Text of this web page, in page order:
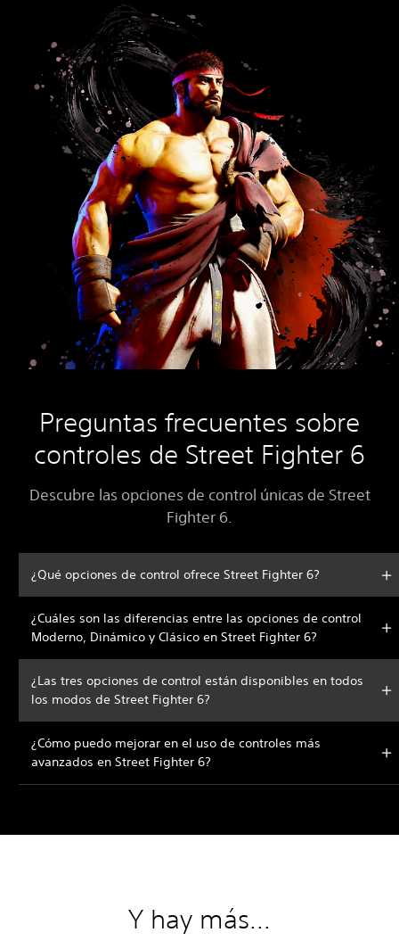
Preguntas frecuentes sobre
controles de Street Fighter 6
Descubre las opciones de control únicas de Street
Fighter 6.
¿Qué opciones de control ofrece Street Fighter 6?
¿Cuáles son las diferencias entre las opciones de control
Moderno, Dinámico y Clásico en Street Fighter 6?
¿Las tres opciones de control están disponibles en todos
los modos de Street Fighter 6?
¿Cómo puedo mejorar en el uso de controles más
avanzados en Street Fighter 6?
Y hay más...